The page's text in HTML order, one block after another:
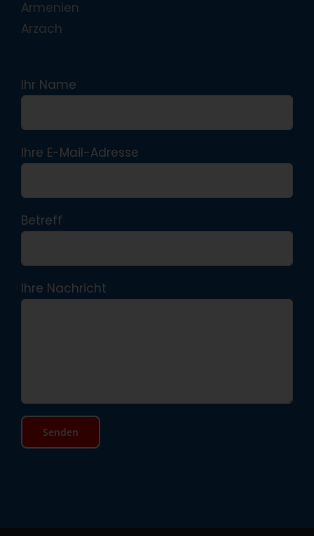
Armenien
Arzach
Ihr Name
Ihre E-Mail-Adresse
Betreff
Ihre Nachricht